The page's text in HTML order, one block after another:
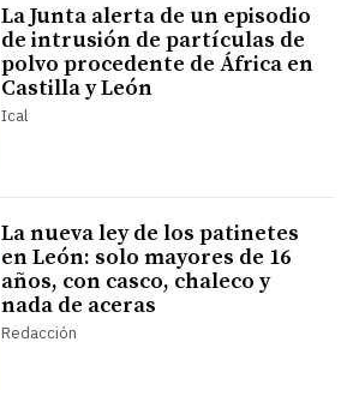
La Junta alerta de un episodio
de intrusión de partículas de
polvo procedente de África en
Castilla y León
Ical
La nueva ley de los patinetes
en León: solo mayores de 16
años, con casco, chaleco y
nada de aceras
Redacción